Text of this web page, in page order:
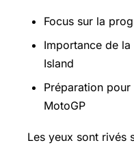
Focus sur la
Importance de
Island
Préparation
MotoGP
Les yeux sont rivés